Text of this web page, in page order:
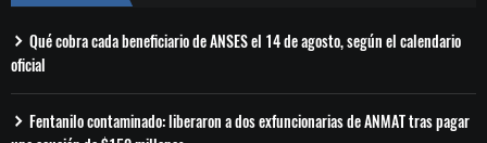
Qué cobra cada beneficiario de ANSES el 14 de agosto, según el calendario
oficial
Fentanilo contaminado: liberaron a dos exfuncionarias de ANMAT tras pagar